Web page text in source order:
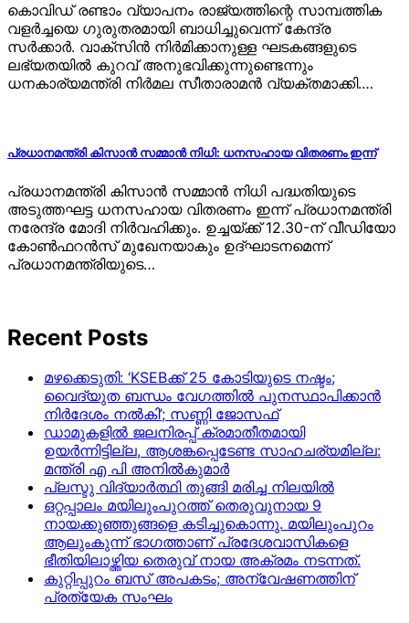
കൊവിഡ് രണ്ടാം വ്യാപനം രാജ്യത്തിന്റെ സാമ്പത്തിക
വളര്‍ച്ചയെ ഗുരുതരമായി ബാധിച്ചുവെന്ന് കേന്ദ്ര
സര്‍ക്കാര്‍. വാക്‌സിന്‍ നിര്‍മിക്കാനുള്ള ഘടകങ്ങളുടെ
ലഭ്യതയില്‍ കുറവ് അനുഭവിക്കുന്നുണ്ടെന്നും
ധനകാര്യമന്ത്രി നിര്‍മല സീതാരാമന്‍ വ്യക്തമാക്കി.…
പ്രധാനമന്ത്രി കിസാന്‍ സമ്മാന്‍ നിധി: ധനസഹായ വിതരണം ഇന്ന്
പ്രധാനമന്ത്രി കിസാന്‍ സമ്മാന്‍ നിധി പദ്ധതിയുടെ
അടുത്തഘട്ട ധനസഹായ വിതരണം ഇന്ന് പ്രധാനമന്ത്രി
നരേന്ദ്ര മോദി നിര്‍വഹിക്കും. ഉച്ചയ്ക്ക് 12.30-ന് വീഡിയോ
കോണ്‍ഫറന്‍സ് മുഖേനയാകും ഉദ്ഘാടനമെന്ന്
പ്രധാനമന്ത്രിയുടെ…
Recent Posts
മഴക്കെടുതി: ‘KSEBക്ക് 25 കോടിയുടെ നഷ്ടം;
വൈദ്യുത ബന്ധം വേഗത്തിൽ പുനസ്ഥാപിക്കാൻ
നിർ​ദേശം നൽകി’; സണ്ണി ജോസഫ്
ഡാമുകളില്‍ ജലനിരപ്പ് ക്രമാതീതമായി
ഉയര്‍ന്നിട്ടില്ല, ആശങ്കപ്പെടേണ്ട സാഹചര്യമില്ല:
മന്ത്രി എ പി അനില്‍കുമാര്‍
പ്ലസ്ടു വിദ്യാർത്ഥി തുങ്ങി മരിച്ച നിലയിൽ
ഒറ്റപ്പാലം മയിലുംപുറത്ത് തെരുവുനായ 9
നായക്കുഞ്ഞുങ്ങളെ കടിച്ചുകൊന്നു. മയിലുംപുറം
ആലുംകുന്ന് ഭാഗത്താണ് പ്രദേശവാസികളെ
ഭീതിയിലാഴ്ത്തിയ തെരുവ് നായ അക്രമം നടന്നത്.
കുറ്റിപ്പുറം ബസ് അപകടം; അന്വേഷണത്തിന്
പ്രത്യേക സംഘം